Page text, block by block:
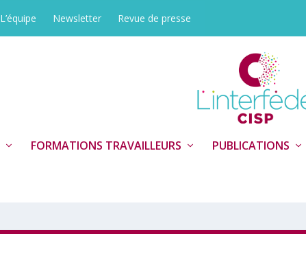
L’équipe Newsletter Revue de presse
FORMATIONS TRAVAILLEURS PUBLICATIONS